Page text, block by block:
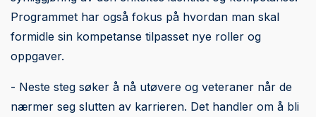
Programmet har også fokus på hvordan man skal
formidle sin kompetanse tilpasset nye roller og
oppgaver.
- Neste steg søker å nå utøvere og veteraner når de
nærmer seg slutten av karrieren. Det handler om å bli